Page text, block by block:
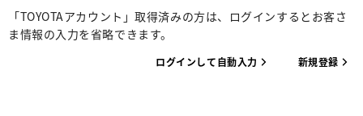
「TOYOTAアカウント」取得済みの方は、ログインするとお客さ
ま情報の入力を省略できます。
ログインして自動入力 新規登録